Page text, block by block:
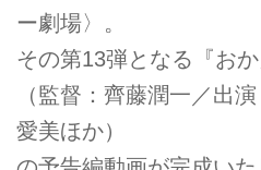
ー劇場〉。
その第13弾となる『お
（監督：齊藤潤一／出
愛美ほか）